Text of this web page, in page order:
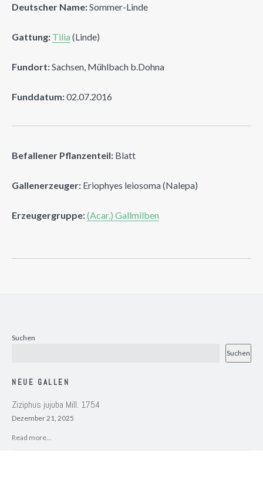
Deutscher Name:Sommer-Linde
Gattung: Tilia (Linde)
Fundort:Sachsen, Mühlbach b.Dohna
Funddatum:02.07.2016
Befallener Pflanzenteil: Blatt
Gallenerzeuger: Eriophyes leiosoma (Nalepa)
Erzeugergruppe:(Acar.) Gallmilben
Suchen
Suchen
NEUE GALLEN
Ziziphus jujuba Mill. 1754
Dezember 21, 2025
Read more...